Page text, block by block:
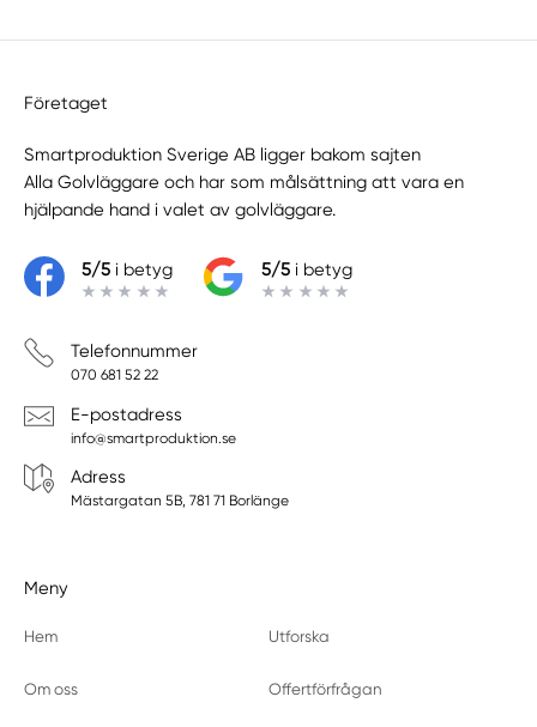
Företaget
Smartproduktion Sverige AB ligger bakom sajten
Alla Golvläggare och har som målsättning att vara en
hjälpande hand i valet av golvläggare.
5/5i betyg 5/5i betyg
Telefonnummer
070 681 52 22
E-postadress
info@smartproduktion.se
Adress
Mästargatan 5B, 781 71 Borlänge
Meny
Hem Utforska
Om oss Offertförfrågan